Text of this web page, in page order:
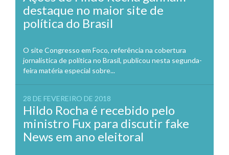
destaque no maior site de
política do Brasil
O site Congresso em Foco, referência na cobertura
jornalística de política no Brasil, publicou nesta segunda-
feira matéria especial sobre...
28 DE FEVEREIRO DE 2018
Hildo Rocha é recebido pelo
ministro Fux para discutir fake
News em ano eleitoral